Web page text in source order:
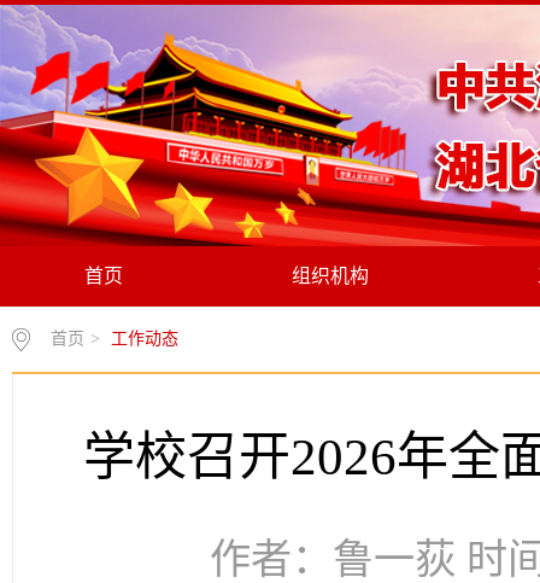
首页 组织机构
首页 > 工作动态
学校召开2026年全
作者：鲁一荻 时